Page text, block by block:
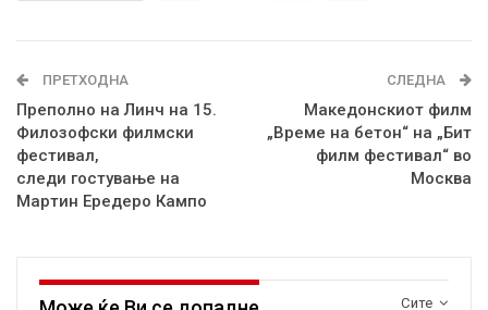
ПРЕТХОДНА
Преполно на Линч на 15.
Филозофски филмски
фестивал,
следи гостување на
Мартин Ередеро Кампо
СЛЕДНА
Македонскиот филм
„Време на бетон“ на „Бит
филм фестивал“ во
Москва
Сите